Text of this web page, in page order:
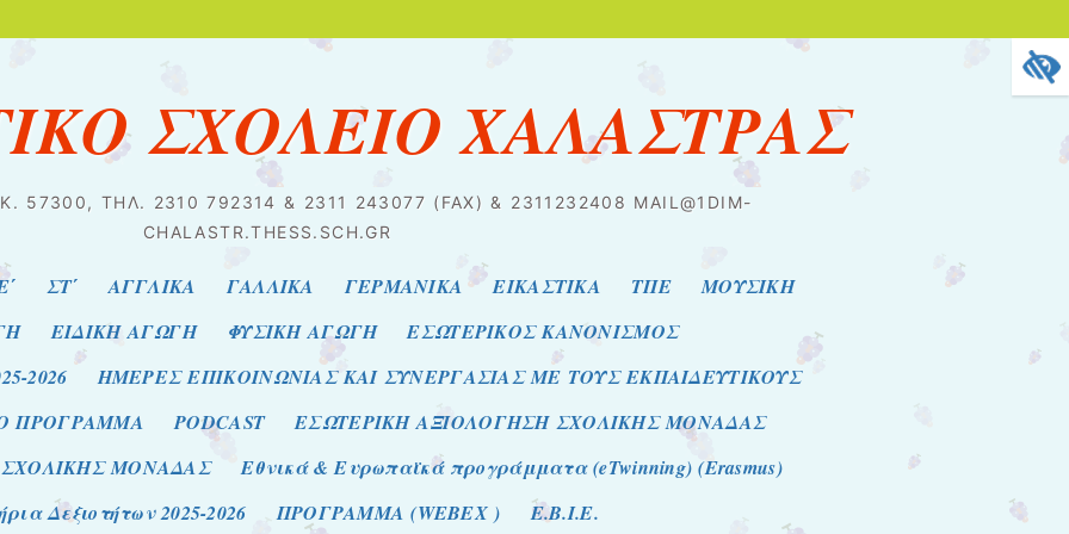
ΣΧΟΛΕΙΟ ΧΑΛΑΣΤΡΑΣ
57300, ΤΗΛ. 2310 792314 & 2311 243077 (FAX) & 2311232408 MAIL@1DIM-
CHALASTR.THESS.SCH.GR
ΣΤ΄ ΑΓΓΛΙΚΑ ΓΑΛΛΙΚΑ ΓΕΡΜΑΝΙΚΑ ΕΙΚΑΣΤΙΚΑ ΤΠΕ
ΜΟΥΣΙΚΗ
ΕΙΔΙΚΗ ΑΓΩΓΗ ΦΥΣΙΚΗ ΑΓΩΓΗ
ΕΣΩΤΕΡΙΚΟΣ ΚΑΝΟΝΙΣΜΟΣ
2026
ΗΜΕΡΕΣ ΕΠΙΚΟΙΝΩΝΙΑΣ ΚΑΙ ΣΥΝΕΡΓΑΣΙΑΣ ΜΕ ΤΟΥΣ ΕΚΠΑΙΔΕΥΤΙΚΟΥΣ
ΠΡΟΓΡΑΜΜΑ
PODCAST
ΕΣΩΤΕΡΙΚΗ ΑΞΙΟΛΟΓΗΣΗ ΣΧΟΛΙΚΗΣ ΜΟΝΑΔΑΣ
ΜΟΝΑΔΑΣ
Εθνικά & Ευρωπαϊκά προγράμματα (eTwinning) (Erasmus)
Δεξιοτήτων 2025-2026
ΠΡΟΓΡΑΜΜΑ (WEBEX ) E.B.I.E.